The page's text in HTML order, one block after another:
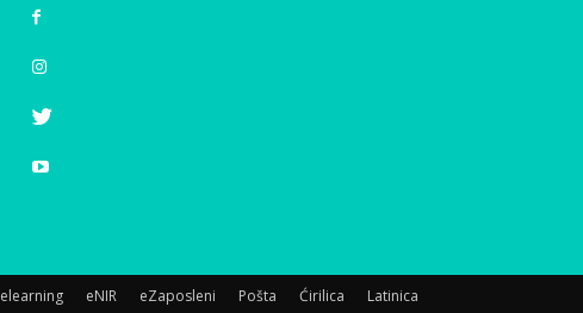
elearning eNIR eZaposleni Pošta Ćirilica Latinica